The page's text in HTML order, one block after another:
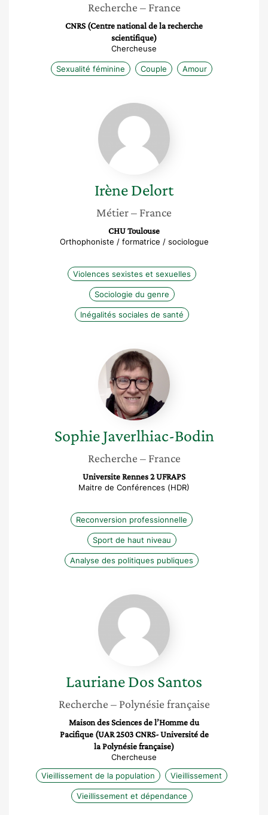
Recherche – France
CNRS (Centre national de la recherche
scientifique)
Chercheuse
Sexualité féminine Couple Amour
Irène
Delort
IrèneDelort
Métier– France
CHU Toulouse
Orthophoniste / formatrice / sociologue
Violences sexistes et sexuelles
Sociologie du genre
Inégalités sociales de santé
Sophie
Javerlhiac-
Bodin
Sophie Javerlhiac-Bodin
Recherche – France
Universite Rennes 2 UFRAPS
Maitre de Conférences (HDR)
Reconversion professionnelle
Sport de haut niveau
Analyse des politiques publiques
Lauriane
Dos
Santos
LaurianeDos Santos
Recherche – Polynésie française
Maison des Sciences de l’Homme du
Pacifique (UAR 2503 CNRS- Université de
la Polynésie française)
Chercheuse
Vieillissement de la population
Vieillissement
Vieillissement et dépendance